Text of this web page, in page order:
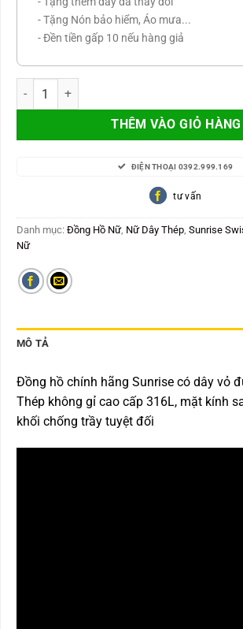
- Tặng Nón bảo hiểm, Áo mưa...
- Đền tiền gấp 10 nếu hàng giả
Sunrise L9956SA-G-V số lượng
THÊM VÀO GIỎ HÀNG
ĐIỆN THOẠI 0392.999.169
tư vấn
Danh mục: Đồng Hồ Nữ, Nữ Dây Thép Sunrise
Nữ
MÔ TẢ
Đồng hồ chính hãng Sunrise có dây vỏ
Thép không gỉ cao cấp 316L, mặt kính
khối chống trầy tuyệt đối